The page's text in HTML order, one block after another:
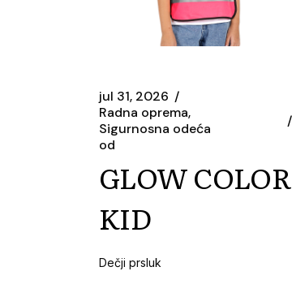
jul 31, 2026
Radna oprema
Sigurnosna odeća
od
GLOW COLOR
KID
Dečji prsluk